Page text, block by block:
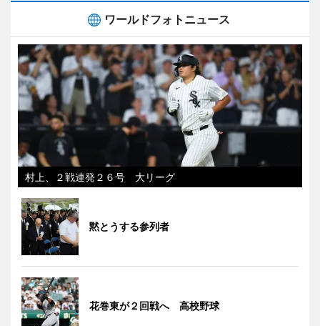
ワールドフォトニュース
村上、２戦連発２６号 大リーグ
黙とうする参列者
花巻東が２回戦へ 高校野球